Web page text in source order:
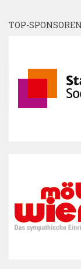
TOP-SPONSOREN